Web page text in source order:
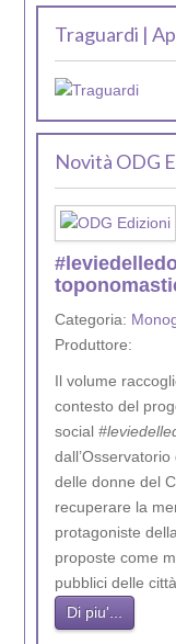
Traguardi |
Novità ODG
Categoria:
Produttore:
Il volume
contesto del
social
delle donne del
recuperare la
protagoniste
proposte come
pubblici delle
Di piu'...